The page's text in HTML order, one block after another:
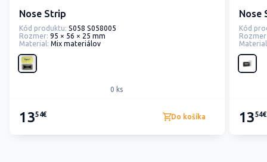
Nose Strip
Kód produktu: S058 S058005
Rozmer: 95 × 56 × 25 mm
Material: Mix materiálov
0 ks
1354€ Do košíka
Nose
Kód
1354€